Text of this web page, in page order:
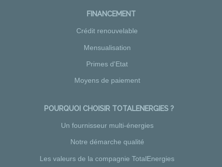
FINANCEMENT
Crédit renouvelable
Mensualisation
Primes d'Etat
Moyens de paiement
POURQUOI CHOISIR TOTALENERGIES ?
Un fournisseur multi-énergies
Notre démarche qualité
Les valeurs de la compagnie TotalEnergies